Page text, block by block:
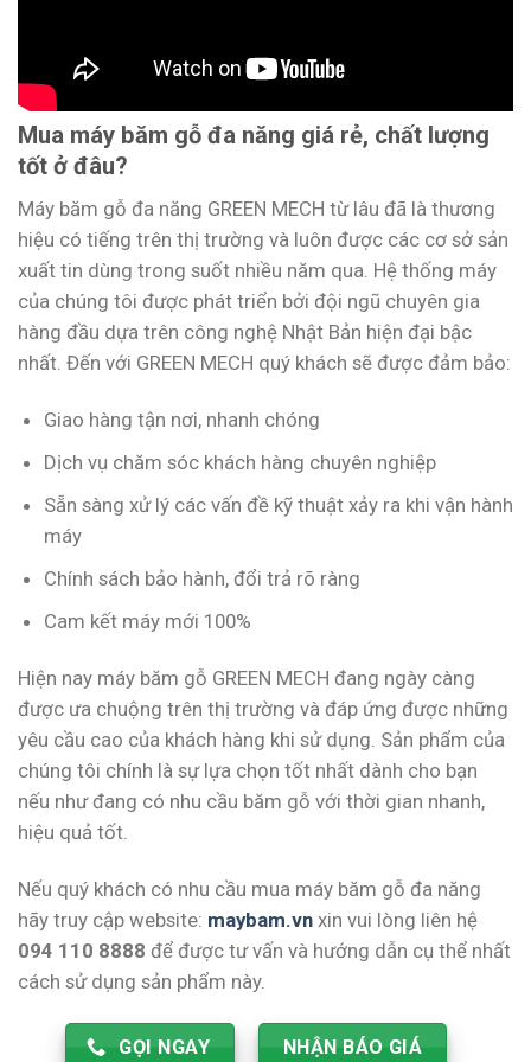
Mua máy băm gỗ đa năng giá rẻ, chất lượng
tốt ở đâu?
Máy băm gỗ đa năng GREEN MECH từ lâu đã là thương
hiệu có tiếng trên thị trường và luôn được các cơ sở sản
xuất tin dùng trong suốt nhiều năm qua. Hệ thống máy
của chúng tôi được phát triển bởi đội ngũ chuyên gia
hàng đầu dựa trên công nghệ Nhật Bản hiện đại bậc
nhất. Đến với GREEN MECH quý khách sẽ được đảm bảo:
Giao hàng tận nơi, nhanh chóng
Dịch vụ chăm sóc khách hàng chuyên nghiệp
Sẵn sàng xử lý các vấn đề kỹ thuật xảy ra khi vận hành
máy
Chính sách bảo hành, đổi trả rõ ràng
Cam kết máy mới 100%
Hiện nay máy băm gỗ GREEN MECH đang ngày càng
được ưa chuộng trên thị trường và đáp ứng được những
yêu cầu cao của khách hàng khi sử dụng. Sản phẩm của
chúng tôi chính là sự lựa chọn tốt nhất dành cho bạn
nếu như đang có nhu cầu băm gỗ với thời gian nhanh,
hiệu quả tốt.
Nếu quý khách có nhu cầu mua máy băm gỗ đa năng
hãy truy cập website: maybam.vn xin vui lòng liên hệ
094 110 8888 để được tư vấn và hướng dẫn cụ thể nhất
cách sử dụng sản phẩm này.
GỌI NGAY NHẬN BÁO GIÁ